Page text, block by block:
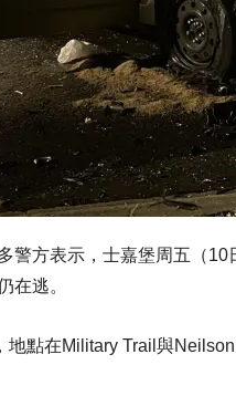
警方表示，士嘉堡周五（
在逃。
地點在Military Trail與